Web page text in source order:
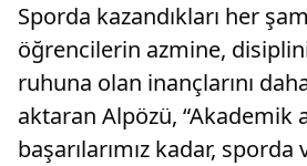
Sporda kazandıkları her
öğrencilerin azmine,
ruhuna olan inançlarını
aktaran Alpözü, “Akademik
başarılarımız kadar,